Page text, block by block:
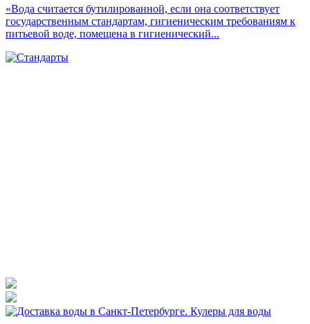
«Вода считается бутилированной, если она соответствует
государственным стандартам, гигиеническим требованиям к
питьевой воде, помещена в гигиенический...